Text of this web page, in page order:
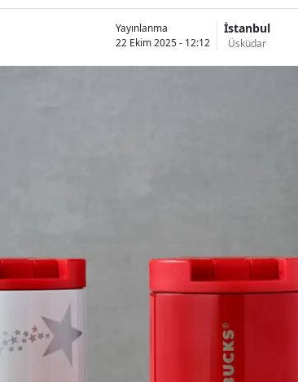
Yayınlanma
22 Ekim 2025 - 12:12
İstanbul
Üsküdar